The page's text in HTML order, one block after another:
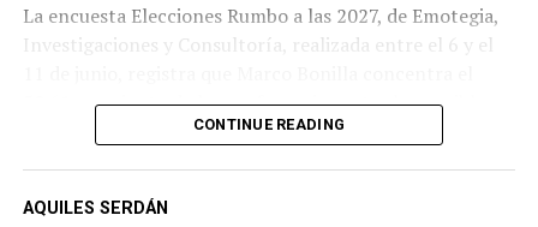
La encuesta Elecciones Rumbo a las 2027, de Emotegia,
Investigaciones y Consultoría, realizada entre el 6 y el
50.61 por ciento de las preferencias entre los posibles
candidatos del PAN, muy por encima de los demás
2026, en la que la ventaja de Bonilla dentro del PAN es
CONTINUE READING
AQUILES SERDÁN